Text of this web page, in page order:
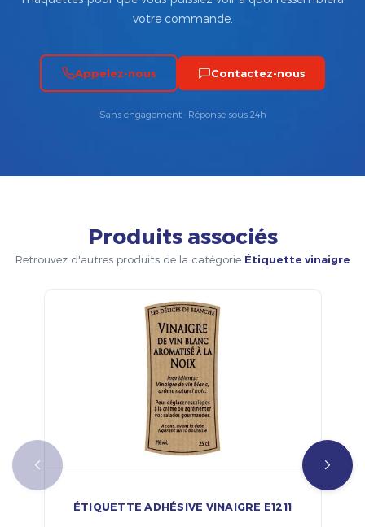
votre commande.
Appelez-nous Contactez-nous
Sans engagement · Réponse sous 24h
Produits associés
Retrouvez d'autres produits de la catégorie Étiquette vinaigre
ÉTIQUETTE ADHÉSIVE VINAIGRE E1211